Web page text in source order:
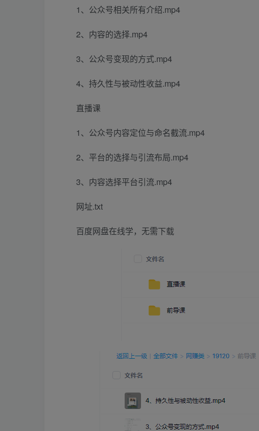
1、公众号相关所有介绍.mp4
2、内容的选择.mp4
3、公众号变现的方式.mp4
4、持久性与被动性收益.mp4
直播课
1、公众号内容定位与命名截流.mp4
2、平台的选择与引流布局.mp4
3、内容选择平台引流.mp4
网址.txt
百度网盘在线学，无需下载